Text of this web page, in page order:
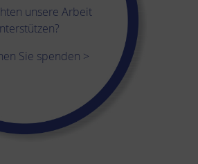
unsere Arbeit
Sie spenden >